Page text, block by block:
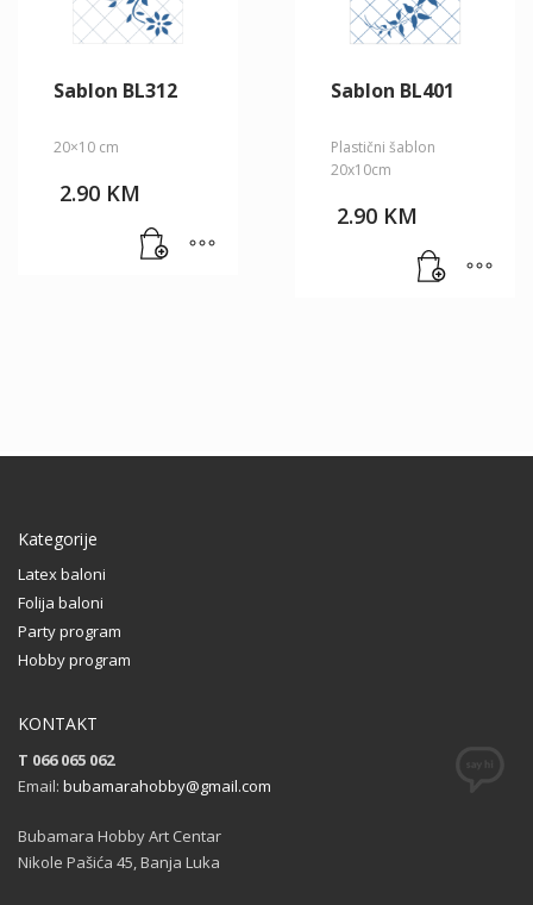
Sablon BL312
20×10 cm
2.90 KM
Sablon BL401
Plastični šablon
20x10cm
2.90 KM
Kategorije
Latex baloni
Folija baloni
Party program
Hobby program
KONTAKT
T 066 065 062
Email: bubamarahobby@gmail.com
Bubamara Hobby Art Centar
Nikole Pašića 45, Banja Luka